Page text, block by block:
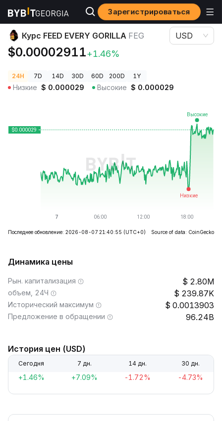
Зарегистрироваться
Цены криптовалют Курс FEED EVERY GORILLA FEG
Курс FEED EVERY GORILLA FEG
$0.00002911+1.46%
USD
24H 7D 14D 30D 60D 200D 1Y
Низкие $ 0.000029 Высокие $ 0.000029
Последнее обновление: 2026-08-07 21:40:55 (UTC+0) Source of data: CoinGecko
Динамика цены
Рын. капитализация 2.80M
объем, 24Ч 239.87K
Исторический максимум 0.0013903
Предложение в обращении 96.24B
История цен (USD)
Сегодня 7 дн. 14 дн. 30 дн.
+1.46% +7.09% -1.72% -4.73%